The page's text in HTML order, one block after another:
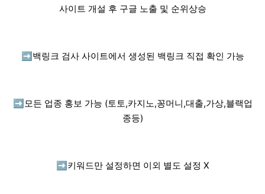
사이트 개설 후 구글 노출 및 순위상승
➡️ 백링크 검사 사이트에서 생성된 백링크 직접 확인 가능
➡️ 모든 업종 홍보 가능 (토토,카지노,꽁머니,대출,가상,블랙업
종등)
➡️ 키워드만 설정하면 이외 별도 설정 X